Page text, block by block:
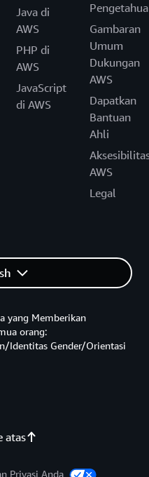
Java di
AWS
PHP di
AWS
JavaScript
di AWS
Gambaran
Umum
Dukungan
AWS
Dapatkan
Bantuan
Ahli
AWS
Legal
atas
yang Memberikan
orang:
Identitas Gender/Orientasi
Privasi Anda